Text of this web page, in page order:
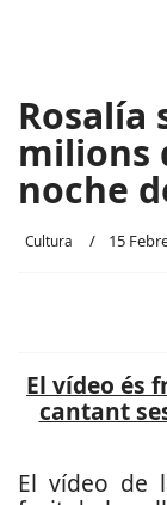
Rosalía
milions
noche
Cultura 15
El vídeo és
cantant
El vídeo de